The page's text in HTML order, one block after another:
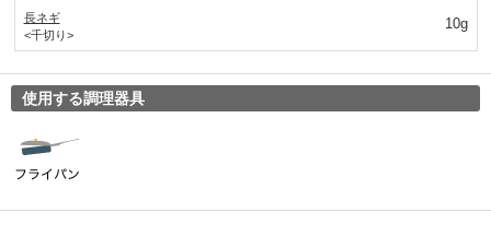
長ネギ
<千切り>
10g
使用する調理器具